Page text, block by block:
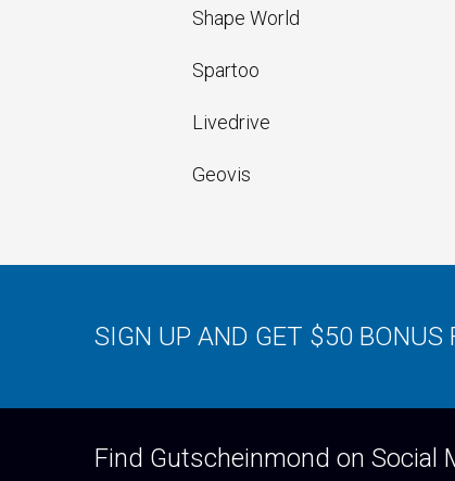
Shape World
Spartoo
Livedrive
Geovis
SIGN UP AND GET $50 BONUS
Find Gutscheinmond on Social